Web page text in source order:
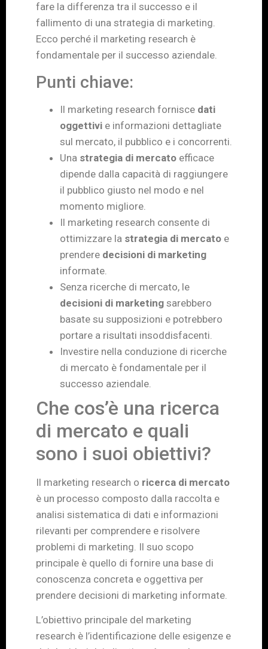
fare la differenza tra il successo e il
fallimento di una strategia di marketing.
Ecco perché il marketing research è
fondamentale per il successo aziendale.
Punti chiave:
Il marketing research fornisce dati
oggettivi e informazioni dettagliate
sul mercato, il pubblico e i concorrenti.
Una strategia di mercato efficace
dipende dalla capacità di raggiungere
il pubblico giusto nel modo e nel
momento migliore.
Il marketing research consente di
ottimizzare la strategia di mercato e
prendere decisioni di marketing
informate.
Senza ricerche di mercato, le
decisioni di marketing sarebbero
basate su supposizioni e potrebbero
portare a risultati insoddisfacenti.
Investire nella conduzione di ricerche
di mercato è fondamentale per il
successo aziendale.
Che cos’è una ricerca
di mercato e quali
sono i suoi obiettivi?
Il marketing research o ricerca di mercato
è un processo composto dalla raccolta e
analisi sistematica di dati e informazioni
rilevanti per comprendere e risolvere
problemi di marketing. Il suo scopo
principale è quello di fornire una base di
conoscenza concreta e oggettiva per
prendere decisioni di marketing informate.
L’obiettivo principale del marketing
research è l’identificazione delle esigenze e